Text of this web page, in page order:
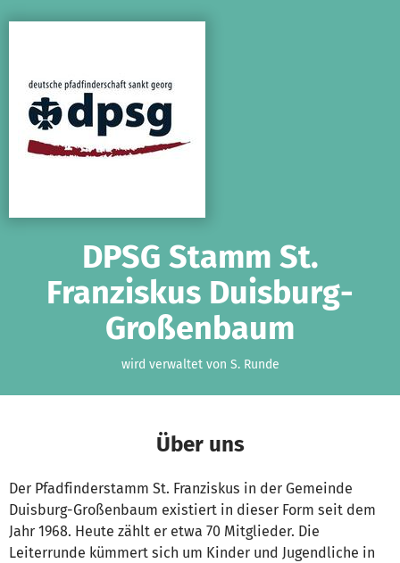
DPSG Stamm St.
Franziskus Duisburg-
Großenbaum
wird verwaltet von S. Runde
Über uns
Der Pfadfinderstamm St. Franziskus in der Gemeinde
Duisburg-Großenbaum existiert in dieser Form seit dem
Jahr 1968. Heute zählt er etwa 70 Mitglieder. Die
Leiterrunde kümmert sich um Kinder und Jugendliche in